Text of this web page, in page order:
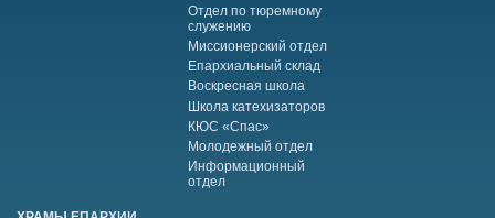
Отдел по тюремному
служению
Миссионерский отдел
Епархиальный склад
Воскресная школа
Школа катехизаторов
КЮС «Спас»
Молодежный отдел
Информационный
отдел